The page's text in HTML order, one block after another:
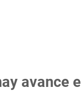
avance